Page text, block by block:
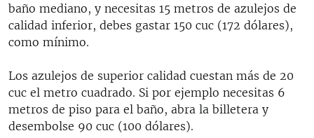
baño mediano, y necesitas 15 metros de azulejos de
calidad inferior, debes gastar 150 cuc (172 dólares),
como mínimo.
Los azulejos de superior calidad cuestan más de 20
cuc el metro cuadrado. Si por ejemplo necesitas 6
metros de piso para el baño, abra la billetera y
desembolse 90 cuc (100 dólares).